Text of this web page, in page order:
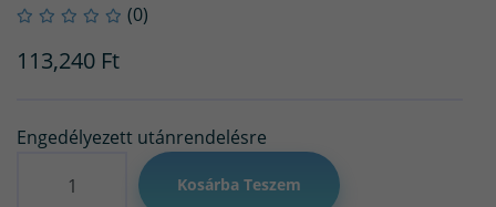
(0)
113,240 Ft
Engedélyezett utánrendelésre
Kosárba Teszem